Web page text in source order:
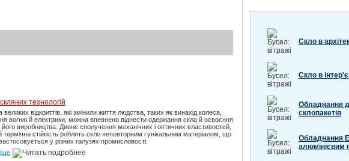
скляних технологій
великих відкриттів, які змінили життя людства, таких як винахід колеса,
вогню й електрики, можна впевнено віднести одержання скла й освоєння
виробництва. Дивне сполучення механічних і оптичних властивостей,
термічна стійкість роблять скло неповторним і унікальним матеріалом, що
у різних галузях промисловості.
Скло в
Скло в
Обладнання
склопакетів
Обладнання
алюмінієвим